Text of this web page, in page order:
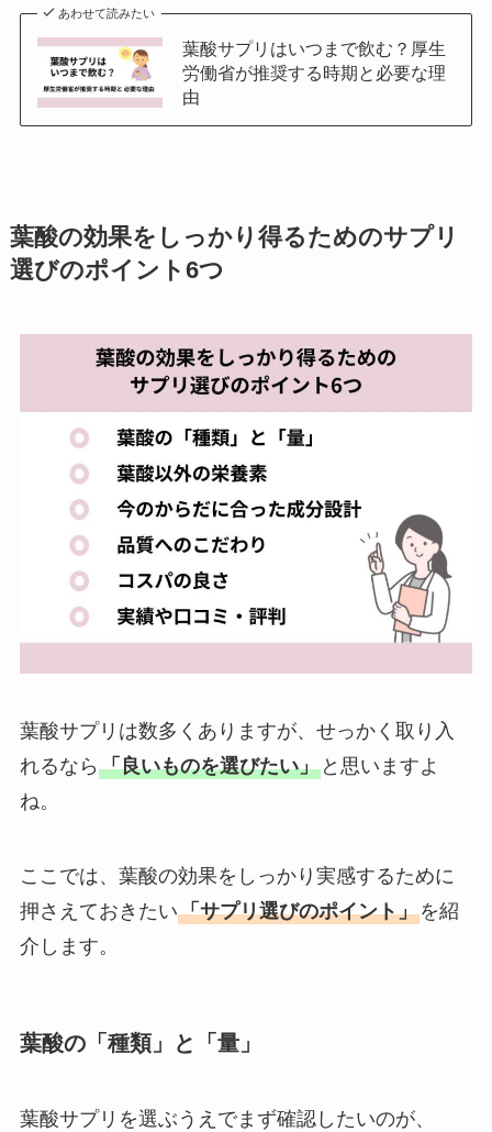
あわせて読みたい
葉酸サプリはいつまで飲む？厚生
労働省が推奨する時期と必要な理
由
葉酸の効果をしっかり得るためのサプリ
選びのポイント6つ
葉酸サプリは数多くありますが、せっかく取り入
れるなら 「良いものを選びたい」と思いますよ
ね。
ここでは、葉酸の効果をしっかり実感するために
押さえておきたい「サプリ選びのポイント」を紹
介します。
葉酸の「種類」と「量」
葉酸サプリを選ぶうえでまず確認したいのが、